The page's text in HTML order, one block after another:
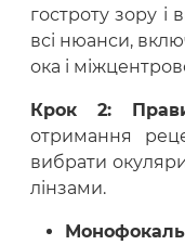
гостроту зору і
всі нюанси,
ока і
Крок 2:
отримання
вибрати
лінзами.